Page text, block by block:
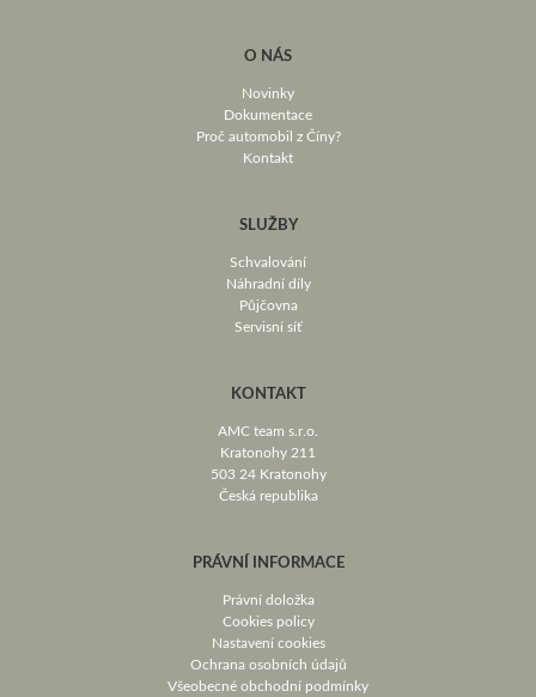
O NÁS
Novinky
Dokumentace
Proč automobil z Číny?
Kontakt
SLUŽBY
Schvalování
Náhradní díly
Půjčovna
Servisní síť
KONTAKT
AMC team s.r.o.
Kratonohy 211
503 24 Kratonohy
Česká republika
PRÁVNÍ INFORMACE
Právní doložka
Cookies policy
Nastavení cookies
Ochrana osobních údajů
Všeobecné obchodní podmínky